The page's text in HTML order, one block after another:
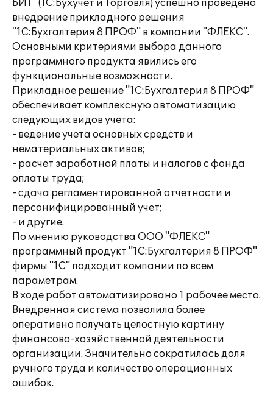
БИТ" (1С:Бухучет и Торговля) успешно проведено
внедрение прикладного решения
"1С:Бухгалтерия 8 ПРОФ" в компании "ФЛЕКС".
Основными критериями выбора данного
программного продукта явились его
функциональные возможности.
Прикладное решение "1С:Бухгалтерия 8 ПРОФ"
обеспечивает комплексную автоматизацию
следующих видов учета:
- ведение учета основных средств и
нематериальных активов;
- расчет заработной платы и налогов с фонда
оплаты труда;
- сдача регламентированной отчетности и
персонифицированный учет;
- и другие.
По мнению руководства ООО "ФЛЕКС"
программный продукт "1С:Бухгалтерия 8 ПРОФ"
фирмы "1С" подходит компании по всем
параметрам.
В ходе работ автоматизировано 1 рабочее место.
Внедренная система позволила более
оперативно получать целостную картину
финансово-хозяйственной деятельности
организации. Значительно сократилась доля
ручного труда и количество операционных
ошибок.